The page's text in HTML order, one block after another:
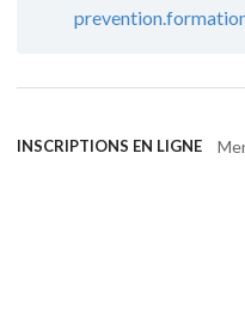
INSCRIPTIONS EN LIGNE